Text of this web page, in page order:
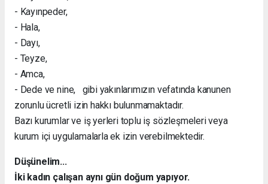
- Kayınpeder,
- Hala,
- Dayı,
- Teyze,
- Amca,
- Dede ve nine, gibi yakınlarımızın vefatında kanunen
zorunlu ücretli izin hakkı bulunmamaktadır.
Bazı kurumlar ve iş yerleri toplu iş sözleşmeleri veya
kurum içi uygulamalarla ek izin verebilmektedir.
Düşünelim...
İki kadın çalışan aynı gün doğum yapıyor.